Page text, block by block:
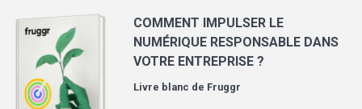
COMMENT IMPULSER LE
NUMÉRIQUE RESPONSABLE DANS
VOTRE ENTREPRISE ?
Livre blanc de Fruggr